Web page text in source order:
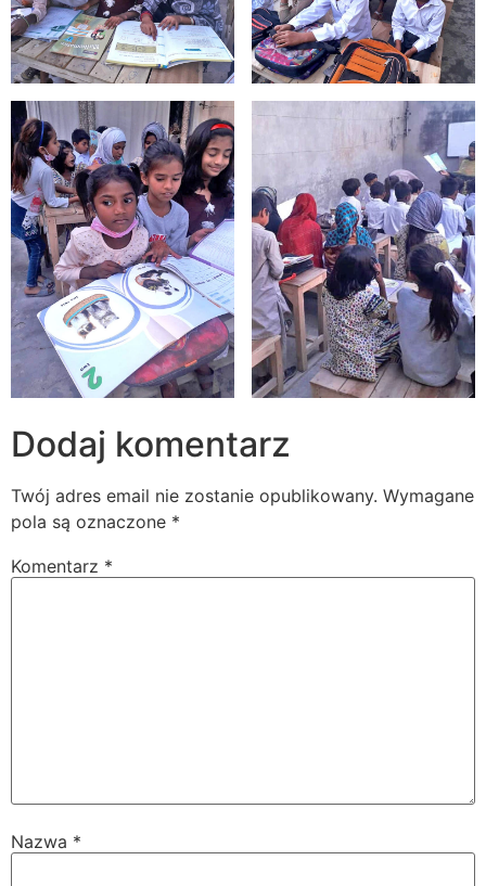
Dodaj komentarz
Twój adres email nie zostanie opublikowany. Wymagane
pola są oznaczone *
Komentarz *
Nazwa *